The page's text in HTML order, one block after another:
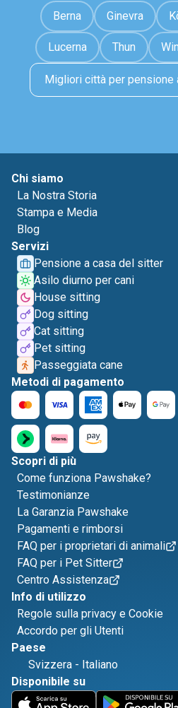
Berna Ginevra
Lucerna Thun
Migliori città per pensione
Chi siamo
La Nostra Storia
Stampa e Media
Blog
Servizi
Pensione a casa del sitter
Asilo diurno per cani
House sitting
Dog sitting
Cat sitting
Pet sitting
Passeggiata cane
Metodi di pagamento
Scopri di più
Come funziona Pawshake?
Testimonianze
La Garanzia Pawshake
Pagamenti e rimborsi
FAQ per i proprietari di animali
FAQ per i Pet Sitter
Centro Assistenza
Info di utilizzo
Regole sulla privacy e Cookie
Accordo per gli Utenti
Paese
Svizzera - Italiano
Disponibile su